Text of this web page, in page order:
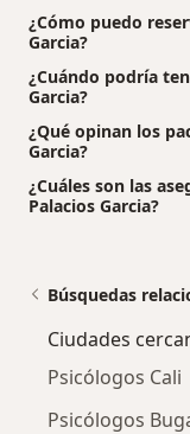
¿Cómo puedo
Garcia?
¿Cuándo podría
Garcia?
¿Qué opinan los
Garcia?
¿Cuáles son las
Palacios Garcia?
Búsquedas
Ciudades
Psicólogos Cali
Psicólogos